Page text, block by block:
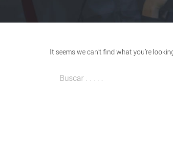
It seems we can’t find what you’re